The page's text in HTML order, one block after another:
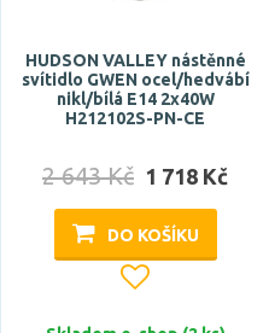
HUDSON VALLEY nástěnné
svítidlo GWEN ocel/hedvábí
nikl/bílá E14 2x40W
H212102S-PN-CE
2 643 Kč 1 718 Kč
DO KOŠÍKU